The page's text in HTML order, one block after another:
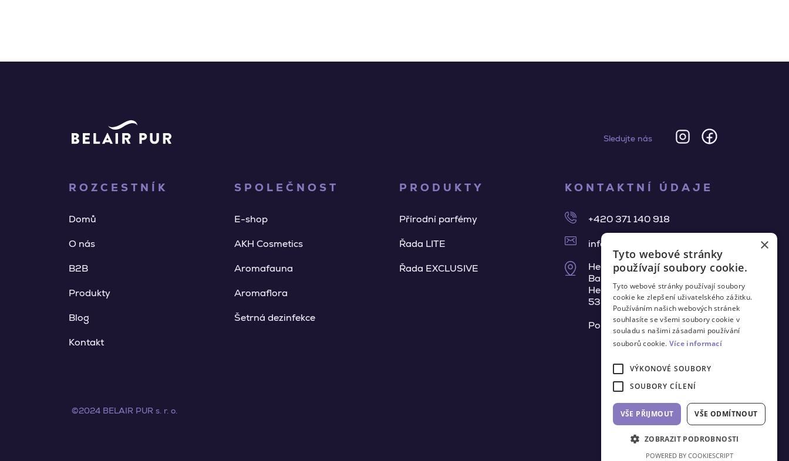
Sledujte nás
ROZCESTNÍK
Domů
O nás
B2B
Produkty
Blog
Kontakt
SPOLEČNOST
E-shop
AKH Cosmetics
Aromafauna
Aromaflora
Šetrná dezinfekce
PRODUKTY
Přírodní parfémy
Řada LITE
Řada EXCLUSIVE
KONTAKTNÍ ÚDAJE
+420 371 140 918
info@belair-pur.cz
Heřmanův Městec
Barákova 675,
Heřmanův Městec
538 03
Po - Pá: 8:00 - 15:30 h
©2024 BELAIR PUR s. r. o.
×
Tyto webové stránky
používají soubory cookie.
Tyto webové stránky používají soubory
cookie ke zlepšení uživatelského zážitku.
Používáním našich webových stránek
souhlasíte se všemi soubory cookie v
souladu s našimi zásadami používání
souborů cookie. Více informací
VÝKONOVÉ SOUBORY
SOUBORY CÍLENÍ
VŠE PŘIJMOUT VŠE ODMÍTNOUT
ZOBRAZIT PODROBNOSTI
POWERED BY COOKIESCRIPT